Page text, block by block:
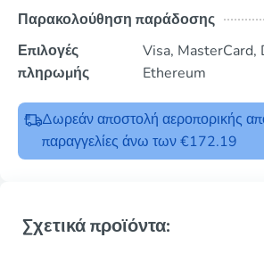
Παρακολούθηση παράδοσης
Επιλογές
πληρωμής
Visa, MasterCard,
Ethereum
Δωρεάν αποστολή αεροπορικής
παραγγελίες άνω των €172.19
Σχετικά προϊόντα: